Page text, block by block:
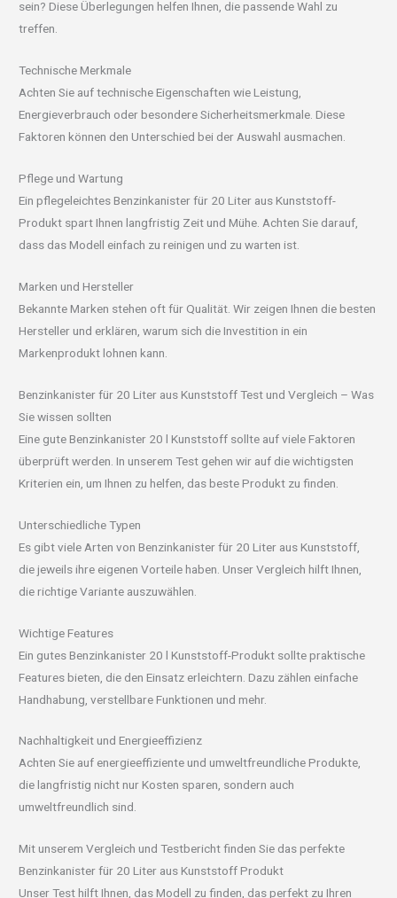
sein? Diese Überlegungen helfen Ihnen, die passende Wahl zu
treffen.
Technische Merkmale
Achten Sie auf technische Eigenschaften wie Leistung,
Energieverbrauch oder besondere Sicherheitsmerkmale. Diese
Faktoren können den Unterschied bei der Auswahl ausmachen.
Pflege und Wartung
Ein pflegeleichtes Benzinkanister für 20 Liter aus Kunststoff-
Produkt spart Ihnen langfristig Zeit und Mühe. Achten Sie darauf,
dass das Modell einfach zu reinigen und zu warten ist.
Marken und Hersteller
Bekannte Marken stehen oft für Qualität. Wir zeigen Ihnen die besten
Hersteller und erklären, warum sich die Investition in ein
Markenprodukt lohnen kann.
Benzinkanister für 20 Liter aus Kunststoff Test und Vergleich – Was
Sie wissen sollten
Eine gute Benzinkanister 20 l Kunststoff sollte auf viele Faktoren
überprüft werden. In unserem Test gehen wir auf die wichtigsten
Kriterien ein, um Ihnen zu helfen, das beste Produkt zu finden.
Unterschiedliche Typen
Es gibt viele Arten von Benzinkanister für 20 Liter aus Kunststoff,
die jeweils ihre eigenen Vorteile haben. Unser Vergleich hilft Ihnen,
die richtige Variante auszuwählen.
Wichtige Features
Ein gutes Benzinkanister 20 l Kunststoff-Produkt sollte praktische
Features bieten, die den Einsatz erleichtern. Dazu zählen einfache
Handhabung, verstellbare Funktionen und mehr.
Nachhaltigkeit und Energieeffizienz
Achten Sie auf energieeffiziente und umweltfreundliche Produkte,
die langfristig nicht nur Kosten sparen, sondern auch
umweltfreundlich sind.
Mit unserem Vergleich und Testbericht finden Sie das perfekte
Benzinkanister für 20 Liter aus Kunststoff Produkt
Unser Test hilft Ihnen, das Modell zu finden, das perfekt zu Ihren